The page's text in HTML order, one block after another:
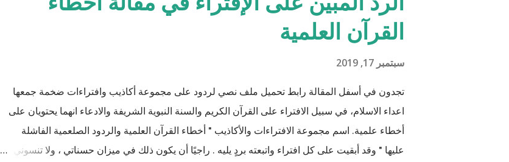
القرآن العلمية
سبتمبر 17, 2019
تجدون في أسفل المقالة رابط تحميل ملف نصي لردود على مجموعة أكاذيب وافتراءات ضخمة جمعها
اعداء الاسلام، في سبيل الافتراء على القرآن الكريم والسنة النبوية الشريفة والادعاء انهما يحتويان على
أخطاء علمية. اسم مجموعة الافتراءات والأكاذيب " أخطاء القرآن العلمية والردود الصلعمية الفاشلة
عليها " وقد أبقيت على كل افتراء واتبعته بردٍ يليه . راجيًا أن يكون ذلك في ميزان حسناتي ، ولا تنسوني